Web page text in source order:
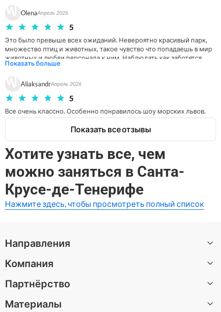
морскими котиками было очень интересным. Этот парк принес
ощущение счастья и эмоции как в детстве. Благодарю всех, кто
причастен к этому парку. Самый лучший, где я бывала. Место в
которое хочется попасть еще и показать другим.
OlenaАпрель 2026
5
Это было превыше всех ожиданий. Невероятно красивый парк,
множество птиц и животных, такое чувство что попадаешь в мир
животных и любви персонала к ним. Наблюдать как заботятся,
лечат, дрессируют попугаев, морских котиков и других, и с каким
морскими котиками было очень интересным. Этот парк принес
ощущение счастья и эмоции как в детстве. Благодарю всех, кто
причастен к этому парку. Самый лучший, где я бывала. Место в
которое хочется попасть еще и показать другим.
Показать больше
AliaksandrАпрель 2026
5
Все очень классно. Особенно понравилось шоу морских львов.
Показать все отзывы
Хотите узнать все, чем
можно заняться в Санта-
Крусе-де-Тенерифе
Нажмите здесь, чтобы просмотреть полный список
Направления
Все направления
Компания
О нас
Вакансии
Партнёрство
Стать автором экскурсии
Материалы